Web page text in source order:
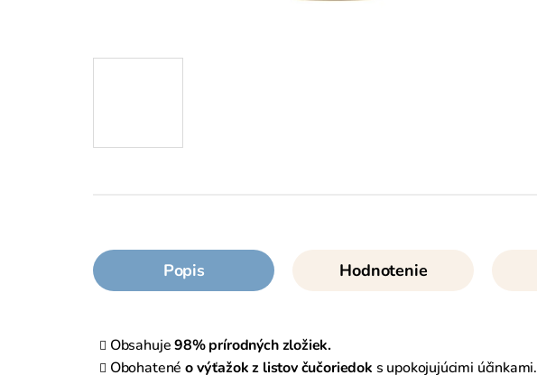
Popis Hodnotenie
Obsahuje98% prírodných zložiek.
Obohatenéo výťažok z listov čučoriedok s upokojujúcimi účinkami.